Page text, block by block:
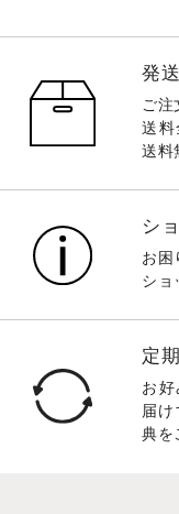
発
ご注
送料
送料
シ
お困
ショ
定
お好
届
典を